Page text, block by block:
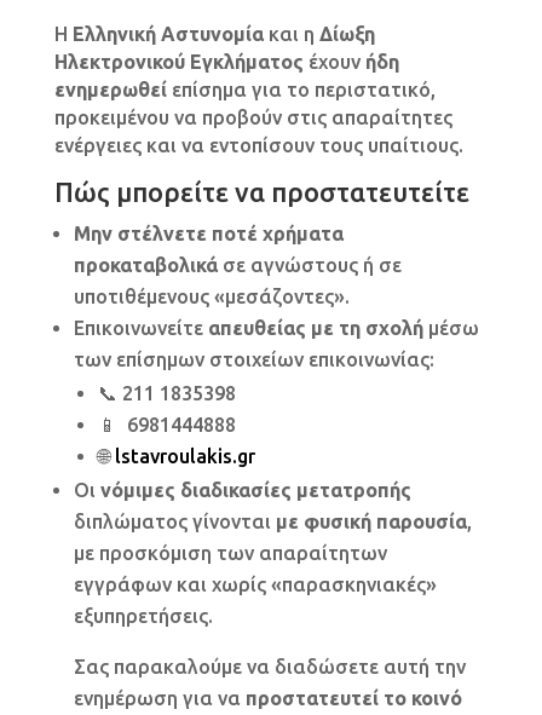
Η Ελληνική Αστυνομίακαι η Δίωξη
Ηλεκτρονικού Εγκλήματος έχουν ήδη
ενημερωθείεπίσημα για το περιστατικό,
προκειμένου να προβούν στις απαραίτητες
ενέργειες και να εντοπίσουν τους υπαίτιους.
Πώς μπορείτε να προστατευτείτε
Μην στέλνετε ποτέ χρήματα
προκαταβολικάσε αγνώστους ή σε
υποτιθέμενους «μεσάζοντες».
Επικοινωνείτε απευθείας με τη σχολήμέσω
των επίσημων στοιχείων επικοινωνίας:
📞 211 1835398
📱 6981444888
🌐 lstavroulakis.gr
Οι νόμιμες διαδικασίες μετατροπής
διπλώματος γίνονται με φυσική παρουσία,
με προσκόμιση των απαραίτητων
εγγράφων και χωρίς «παρασκηνιακές»
εξυπηρετήσεις.
Σας παρακαλούμε να διαδώσετε αυτή την
ενημέρωση για να προστατευτεί το κοινό